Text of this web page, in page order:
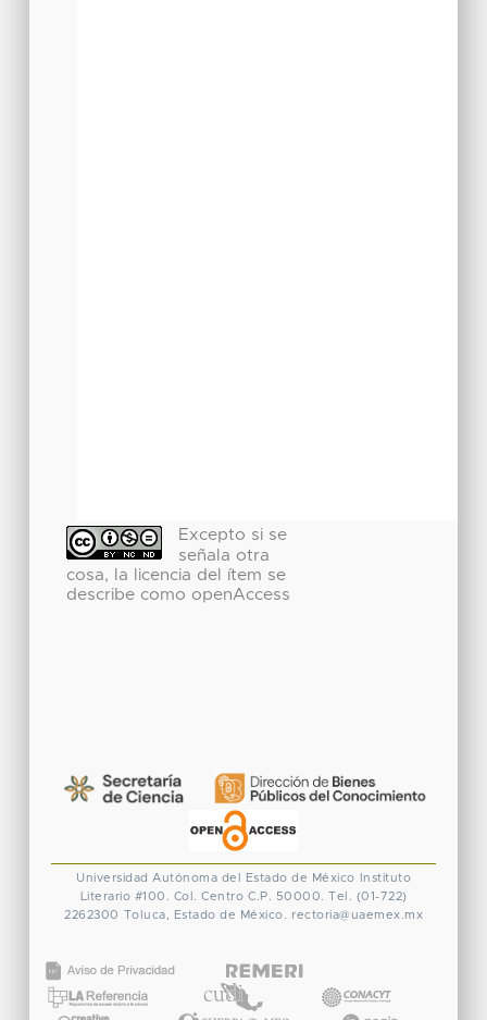
Excepto si se
señala otra
cosa, la licencia del ítem se
describe como openAccess
Universidad Autónoma del Estado de México
Instituto
Literario #100. Col. Centro C.P. 50000. Tel. (01-722)
2262300 Toluca, Estado de México. rectoria@uaemex.mx